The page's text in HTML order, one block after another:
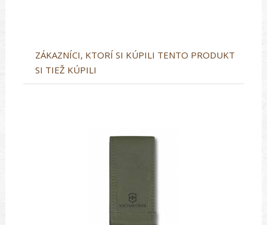
ZÁKAZNÍCI, KTORÍ SI KÚPILI TENTO PRODUKT
SI TIEŽ KÚPILI